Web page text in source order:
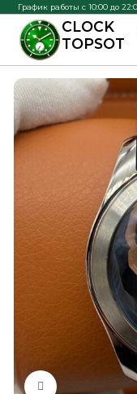
График работы с 10:00 до
CLOCK
TOPSOT
Нажмите,